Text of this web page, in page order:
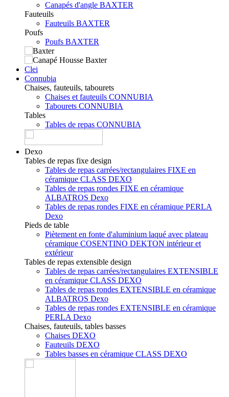
Canapés d'angle BAXTER
Fauteuils
Fauteuils BAXTER
Poufs
Poufs BAXTER
Clei
Connubia
Chaises, fauteuils, tabourets
Chaises et fauteuils CONNUBIA
Tabourets CONNUBIA
Tables
Tables de repas CONNUBIA
Dexo
Tables de repas fixe design
Tables de repas carrées/rectangulaires FIXE en
céramique CLASS DEXO
Tables de repas rondes FIXE en céramique
ALBATROS Dexo
Tables de repas rondes FIXE en céramique PERLA
Dexo
Pieds de table
Piètement en fonte d'aluminium laqué avec plateau
céramique COSENTINO DEKTON intérieur et
extérieur
Tables de repas extensible design
Tables de repas carrées/rectangulaires EXTENSIBLE
en céramique CLASS DEXO
Tables de repas rondes EXTENSIBLE en céramique
ALBATROS Dexo
Tables de repas rondes EXTENSIBLE en céramique
PERLA Dexo
Chaises, fauteuils, tables basses
Chaises DEXO
Fauteuils DEXO
Tables basses en céramique CLASS DEXO